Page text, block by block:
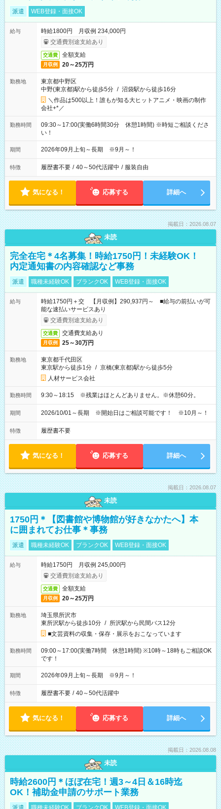
派遣 WEB登録・面接OK
給与
時給1800円 月収例 234,000円
交通費別途支給あり
交通費 全額支給
月収例 20～25万円
勤務地
東京都中野区
中野(東京都)駅から徒歩5分 / 沼袋駅から徒歩16分
＼作品は500以上！誰もが知る大ヒットアニメ・映画の制作
会社+*／
勤務時間
09:30～17:00(実働6時間30分 休憩1時間) ※時短ご相談くださ
い！
期間 2026年09月上旬～長期 ※9月～！
特徴 履歴書不要 / 40～50代活躍中 / 服装自由
気になる！ 応募する 詳細へ
掲載日：2026.08.07
未読
完全在宅＊4名募集！時給1750円！未経験OK！
内定通知書の内容確認など事務
派遣 職種未経験OK ブランクOK WEB登録・面接OK
給与
時給1750円＋交 【月収例】290,937円～ ■給与の前払いが可
能な速払いサービスあり
交通費別途支給あり
交通費 交通費支給あり
月収例 25～30万円
勤務地
東京都千代田区
東京駅から徒歩1分 / 京橋(東京都)駅から徒歩5分
人材サービス会社
勤務時間 9:30～18:15 ※残業はほとんどありません。※休憩60分。
期間 2026/10/01～長期 ※開始日はご相談可能です！ ※10月～！
特徴 履歴書不要
気になる！ 応募する 詳細へ
掲載日：2026.08.07
未読
1750円＊【図書館や博物館が好きなかたへ】本
に囲まれてお仕事＊事務
派遣 職種未経験OK ブランクOK WEB登録・面接OK
給与
時給1750円 月収例 245,000円
交通費別途支給あり
交通費 全額支給
月収例 20～25万円
勤務地
埼玉県所沢市
東所沢駅から徒歩10分 / 所沢駅から民間バス12分
■文芸資料の収集・保存・展示をおこなっています
勤務時間
09:00～17:00(実働7時間 休憩1時間) ※10時～18時もご相談OK
です！
期間 2026年09月上旬～長期 ※9月～！
特徴 履歴書不要 / 40～50代活躍中
気になる！ 応募する 詳細へ
掲載日：2026.08.08
未読
時給2600円＊ほぼ在宅！週3～4日＆16時迄
OK！補助金申請のサポート業務
派遣 職種未経験OK ブランクOK WEB登録・面接OK